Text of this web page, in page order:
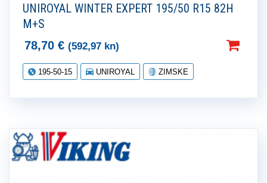
UNIROYAL WINTER EXPERT 195/50 R15 82H
M+S
78,70 € (592,97 kn)
195-50-15 UNIROYAL ZIMSKE